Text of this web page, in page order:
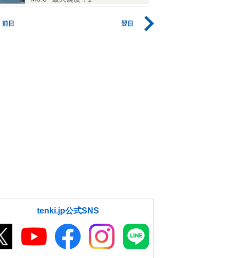
前日 翌日
tenki.jp公式SNS